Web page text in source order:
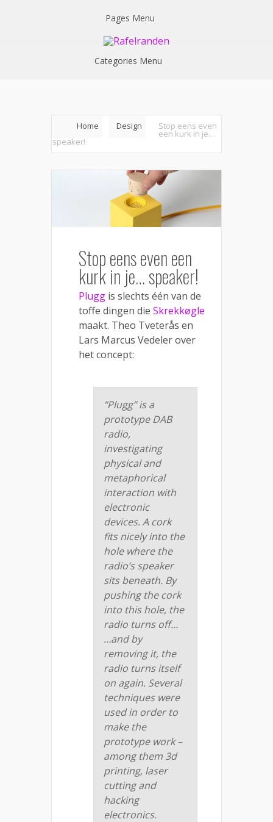
Pages Menu
Categories Menu
Home Design Stop eens even
een kurk in je…
speaker!
Stop eens even een
kurk in je… speaker!
Plugg is slechts één van de
toffe dingen die Skrekkøgle
maakt. Theo Tveterås en
Lars Marcus Vedeler over
het concept:
“Plugg” is a
prototype DAB
radio,
investigating
physical and
metaphorical
interaction with
electronic
devices. A cork
fits nicely into the
hole where the
radio’s speaker
sits beneath. By
pushing the cork
into this hole, the
radio turns off…
…and by
removing it, the
radio turns itself
on again. Several
techniques were
used in order to
make the
prototype work –
among them 3d
printing, laser
cutting and
hacking
electronics.